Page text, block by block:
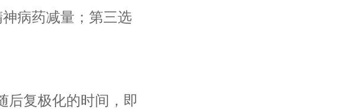
病药减量；第三选
复极化的时间，即